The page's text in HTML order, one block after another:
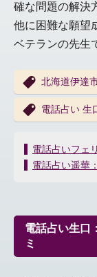
確な問題の解決
他に困難な願望
ベテランの先生
北海道伊達
電話占い 生
投
稿
ー
シ
ョ
電話占いフェ
電話占い遥華
電話占い生口
ミ